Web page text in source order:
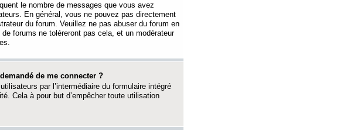
le nombre de messages que vous avez
En général, vous ne pouvez pas directement
du forum. Veuillez ne pas abuser du forum en
forums ne toléreront pas cela, et un modérateur
de me connecter ?
par l’intermédiaire du formulaire intégré
Cela à pour but d’empêcher toute utilisation